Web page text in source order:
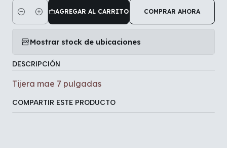
Cantidad
AGREGAR AL CARRITO COMPRAR AHORA
Mostrar stock de ubicaciones
DESCRIPCIÓN
Tijera mae 7 pulgadas
COMPARTIR ESTE PRODUCTO